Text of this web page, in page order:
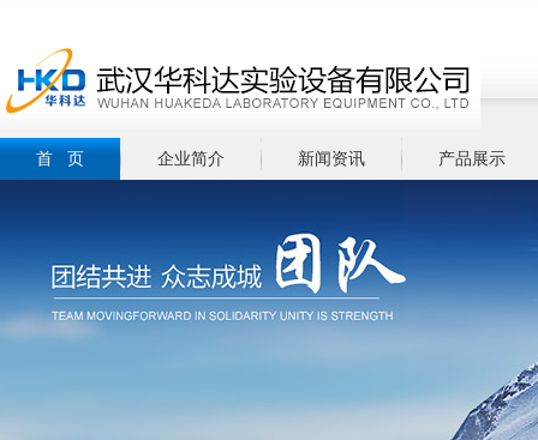
首 页 企业简介 新闻资讯 产品展示